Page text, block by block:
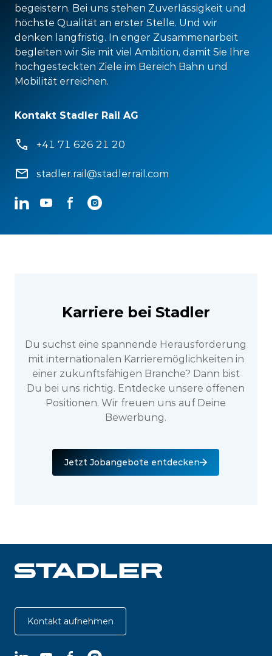
begeistern. Bei uns stehen Zuverlässigkeit und
höchste Qualität an erster Stelle. Und wir
denken langfristig. In enger Zusammenarbeit
begleiten wir Sie mit viel Ambition, damit Sie Ihre
hochgesteckten Ziele im Bereich Bahn und
Mobilität erreichen.
Kontakt Stadler Rail AG
+41 71 626 21 20
stadler.rail@stadlerrail.com
LinkedInYouTubeFacebookInstagram
Karriere bei Stadler
Du suchst eine spannende Herausforderung
mit internationalen Karrieremöglichkeiten in
einer zukunftsfähigen Branche? Dann bist
Du bei uns richtig. Entdecke unsere offenen
Positionen. Wir freuen uns auf Deine
Bewerbung.
Jetzt Jobangebote entdecken
Kontakt aufnehmen